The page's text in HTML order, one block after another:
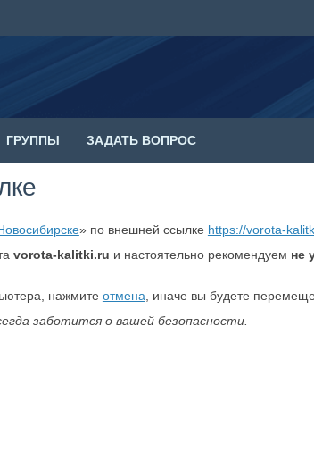
ГРУППЫ ЗАДАТЬ ВОПРОС
» по внешней ссылке https://vorota-
vorota-kalitki.ru и настоятельно рекомендуем не
нажмите отмена , иначе вы будете
заботится о вашей безопасности.